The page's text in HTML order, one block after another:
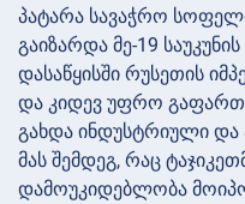
პატარა სავაჭრო
გაიზარდა მე-19
დასაწყისში რუსეთის
და კიდევ უფრო
გახდა ინდუსტრიული და
მას შემდეგ, რაც
დამოუკიდებლობა